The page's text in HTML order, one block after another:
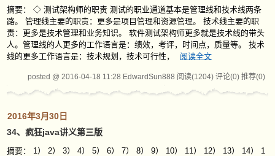
摘要： ◇ 测试架构师的职责 测试的职业通道基本是管理线和技术线两条
路。 管理线主要的职责：更多是项目管理和资源管理。 技术线主要的职
责：更多是技术管理和业务知识。 软件测试架构师更多就是技术线的带头
人。管理线的人更多的工作语言是：绩效，考评，时间点，质量等。 技术
线的更多工作语言是：技术规划，技术可行性，
阅读全文
posted @ 2016-04-18 11:28 EdwardSun888 阅读(1204) 评论(0) 推荐(0)
2016年3月30日
34、疯狂java讲义第三版
摘要： 1） 2） 3） 4） 5） 6） 7） 8） 9） 10） 11） 12） 13） 14） 1